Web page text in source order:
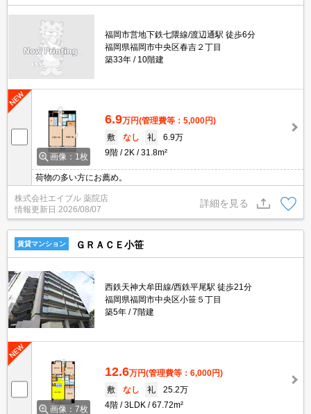
福岡市営地下鉄七隈線/渡辺通駅 徒歩6分
福岡県福岡市中央区春吉２丁目
築33年
10階建
画像：1枚
6.9万円(管理費等：5,000円)
敷
なし 礼
6.9万
9階
2K 31.8m²
荷物の多い方にお薦め。
株式会社エイブル 薬院店
情報更新日 2026/08/07
詳細を見る
賃貸マンション ＧＲＡＣＥ小笹
西鉄天神大牟田線/西鉄平尾駅 徒歩21分
福岡県福岡市中央区小笹５丁目
築5年
7階建
画像：7枚
12.6万円(管理費等：6,000円)
敷
なし 礼
25.2万
4階
3LDK 67.72m²